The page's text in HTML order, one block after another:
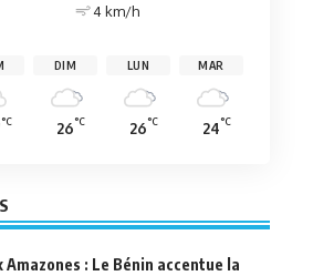
4 km/h
°C
DIM
26°C
LUN
26°C
MAR
24°C
Amazones : Le Bénin accentue la